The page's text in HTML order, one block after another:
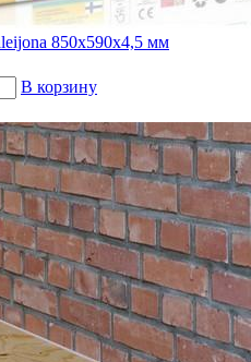
850х590х4,5 мм
В корзину